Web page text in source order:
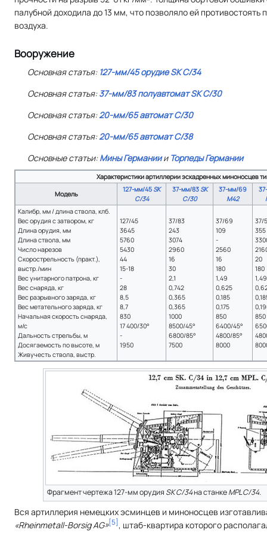
палубной доходила до 13 мм, что позволяло ей противостоять
воздуха.
Вооружение
Основная статья: 127-мм/45 орудие SK С/34
Основная статья:37-мм/83 полуавтомат SK C/30
Основная статья:20-мм/65 автомат C/30
Основная статья:20-мм/65 автомат C/38
Основные статьи:Мины Германиии Торпеды Германии
Характеристики артиллерии эскадренных миноносцев
Модель
127-мм/45 SK
С/34
37-мм/83 SK
C/30
37-мм/69
M42
Калибр, мм / длина ствола, клб.
Вес орудия с затвором, кг
Длина орудия, мм
Длина ствола, мм
Число нарезов
Скорострельность (практ.),
выстр./мин
Вес унитарного патрона, кг
Вес снаряда, кг
Вес разрывного заряда, кг
Вес метательного заряда, кг
Начальная скорость снаряда,
м/с
Дальность стрельбы, м
Досягаемость по высоте, м
Живучесть ствола, выстр.
127/45
3645
5760
5430
44
15-18
-
28
8,5
8,7
830
17 400/30°
-
1950
37/83
243
3074
2960
16
30
2,1
0,742
0,365
0,365
1000
8500/45°
6800/85°
7500
37/69
109
-
2560
16
180
1,49
0,625
0,185
0,175
850
6400/45°
4800/85°
8000
37/
355
20
180
1,49
850
Фрагмент чертежа 127-мм орудия SK C/34на станкеMPL C/34.
Вся артиллерия немецких эсминцев и миноносцев
«Rheinmetall-Borsig AG»[5] , штаб-квартира которого